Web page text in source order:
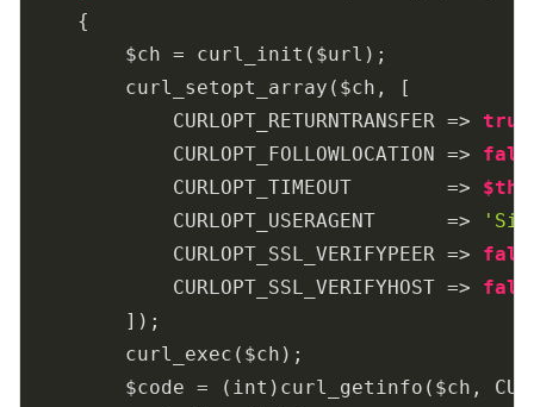
{
        $ch = curl_init($url);
        curl_setopt_array($ch, [
            CURLOPT_RETURNTRANSFER =>
true
            CURLOPT_FOLLOWLOCATION =>
            CURLOPT_TIMEOUT        =>
            CURLOPT_USERAGENT      =>
            CURLOPT_SSL_VERIFYPEER =>
            CURLOPT_SSL_VERIFYHOST =>
        ]);
        curl_exec($ch);
$code = (int)curl_getinfo($ch,